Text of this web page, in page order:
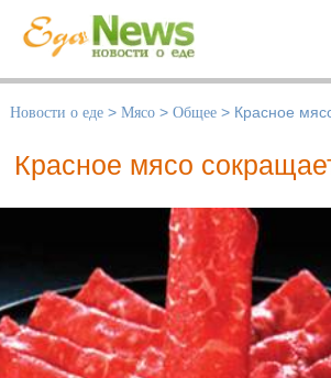
Новости о еде > Мясо > Общее > Красное
Красное мясо